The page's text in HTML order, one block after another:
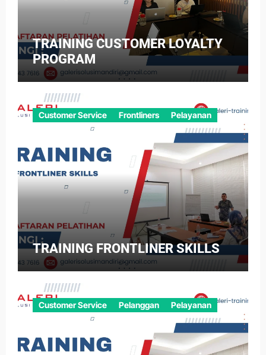
TRAINING CUSTOMER LOYALTY
PROGRAM
Customer Service Frontliners Pelayanan
TRAINING FRONTLINER SKILLS
Customer Service Pelanggan Pelayanan